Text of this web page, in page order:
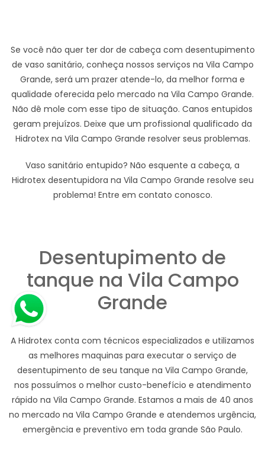
Se você não quer ter dor de cabeça com desentupimento
de vaso sanitário, conheça nossos serviços na Vila Campo
Grande, será um prazer atende-lo, da melhor forma e
qualidade oferecida pelo mercado na Vila Campo Grande.
Não dê mole com esse tipo de situação. Canos entupidos
geram prejuízos. Deixe que um profissional qualificado da
Hidrotex na Vila Campo Grande resolver seus problemas.
Vaso sanitário entupido? Não esquente a cabeça, a
Hidrotex desentupidora na Vila Campo Grande resolve seu
problema! Entre em contato conosco.
Desentupimento de
tanque na Vila Campo
Grande
A Hidrotex conta com técnicos especializados e utilizamos
as melhores maquinas para executar o serviço de
desentupimento de seu tanque na Vila Campo Grande,
nos possuímos o melhor custo-benefício e atendimento
rápido na Vila Campo Grande. Estamos a mais de 40 anos
no mercado na Vila Campo Grande e atendemos urgência,
emergência e preventivo em toda grande São Paulo.